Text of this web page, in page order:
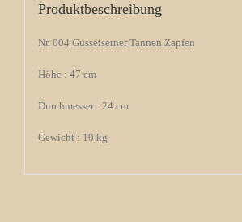
Produktbeschreibung
Nr. 004 Gusseiserner Tannen Zapfen
Höhe : 47 cm
Durchmesser : 24 cm
Gewicht : 10 kg